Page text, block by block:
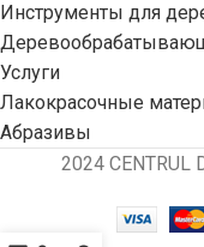
Инструменты для
Услуги
Лакокрасочные
Абразивы
2024 CENTRUL